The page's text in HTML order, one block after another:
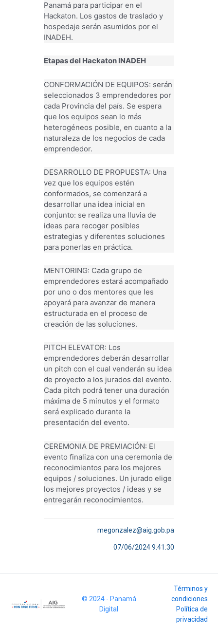
Panamá para participar en el
Hackaton. Los gastos de traslado y
hospedaje serán asumidos por el
INADEH.
Etapas del Hackaton INADEH
CONFORMACIÓN DE EQUIPOS: serán
seleccionados 3 emprendedores por
cada Provincia del país. Se espera
que los equipos sean lo más
heterogéneos posible, en cuanto a la
naturaleza de los negocios de cada
emprendedor.
DESARROLLO DE PROPUESTA: Una
vez que los equipos estén
conformados, se comenzará a
desarrollar una idea inicial en
conjunto: se realiza una lluvia de
ideas para recoger posibles
estrategias y diferentes soluciones
para ponerlas en práctica.
MENTORING: Cada grupo de
emprendedores estará acompañado
por uno o dos mentores que les
apoyará para avanzar de manera
estructurada en el proceso de
creación de las soluciones.
PITCH ELEVATOR: Los
emprendedores deberán desarrollar
un pitch con el cual venderán su idea
de proyecto a los jurados del evento.
Cada pitch podrá tener una duración
máxima de 5 minutos y el formato
será explicado durante la
presentación del evento.
CEREMONIA DE PREMIACIÓN: El
evento finaliza con una ceremonia de
reconocimientos para los mejores
equipos / soluciones. Un jurado elige
los mejores proyectos / ideas y se
entregarán reconocimientos.
megonzalez@aig.gob.pa
07/06/2024 9:41:30
© 2024 - Panamá
Digital
Términos y
condiciones
Política de
privacidad